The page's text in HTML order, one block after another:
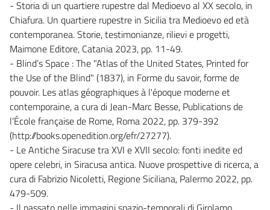
- Storia di un quartiere rupestre dal Medioevo al XX secolo, in
Chiafura. Un quartiere rupestre in Sicilia tra Medioevo ed età
contemporanea. Storie, testimonianze, rilievi e progetti,
Maimone Editore, Catania 2023, pp. 11-49.
- Blind’s Space : The "Atlas of the United States, Printed for
the Use of the Blind" (1837), in Forme du savoir, forme de
pouvoir. Les atlas géographiques à l'époque moderne et
contemporaine, a cura di Jean-Marc Besse, Publications de
l’École française de Rome, Roma 2022, pp. 379-392
(http://books.openedition.org/efr/27277).
- Le Antiche Siracuse tra XVI e XVII secolo: fonti inedite ed
opere celebri, in Siracusa antica. Nuove prospettive di ricerca, a
cura di Fabrizio Nicoletti, Regione Siciliana, Palermo 2022, pp.
479-509.